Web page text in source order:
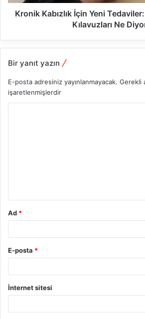
Kronik Kabızlık İçin Yeni
Kılavuzları Ne
Bir yanıt yazın
E-posta adresiniz yayınlanmayacak. Gerekli
işaretlenmişlerdir
Ad *
E-posta *
İnternet sitesi